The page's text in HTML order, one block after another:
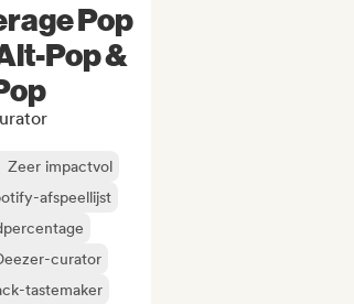
Pop
Pop &
Zeer impactvol
afspeellijst
curator
tastemaker